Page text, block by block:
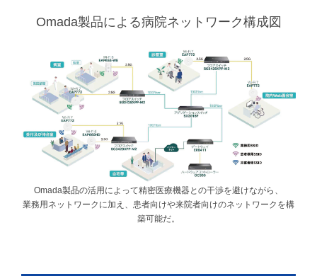
Omada製品による病院ネットワーク構成図
Omada製品の活用によって精密医療機器との干渉を避けながら、
業務用ネットワークに加え、患者向けや来院者向けのネットワークを構
築可能だ。